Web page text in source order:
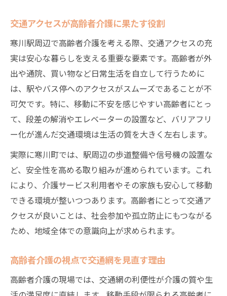
交通アクセスが高齢者介護に果たす役割
寒川駅周辺で高齢者介護を考える際、交通アクセスの充
実は安心な暮らしを支える重要な要素です。高齢者が外
出や通院、買い物など日常生活を自立して行うために
は、駅やバス停へのアクセスがスムーズであることが不
可欠です。特に、移動に不安を感じやすい高齢者にとっ
て、段差の解消やエレベーターの設置など、バリアフリ
ー化が進んだ交通環境は生活の質を大きく左右します。
実際に寒川町では、駅周辺の歩道整備や信号機の設置な
ど、安全性を高める取り組みが進められています。これ
により、介護サービス利用者やその家族も安心して移動
できる環境が整いつつあります。高齢者にとって交通ア
クセスが良いことは、社会参加や孤立防止にもつながる
ため、地域全体での意識向上が求められます。
高齢者介護の視点で交通網を見直す理由
高齢者介護の現場では、交通網の利便性が介護の質や生